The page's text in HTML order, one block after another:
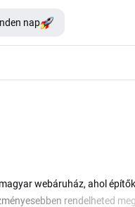
nap
webáruház, ahol
rendelheted